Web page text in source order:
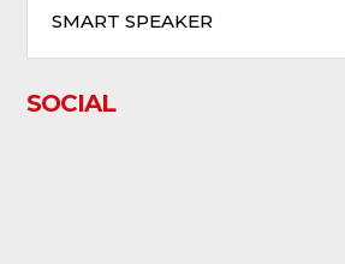
SMART SPEAKER
SOCIAL